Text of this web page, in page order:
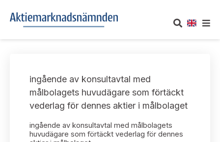
Om oss
Vårt uppdrag
Informationsgivning
UTTALANDEN
Om nämndens uttalanden
Framställningar och konsultation
TAKEOVER-REGLER
ingående av konsultavtal med
målbolagets huvudägare som förtäckt
vederlag för dennes aktier i målbolaget
ingående av konsultavtal med målbolagets
huvudägare som förtäckt vederlag för dennes